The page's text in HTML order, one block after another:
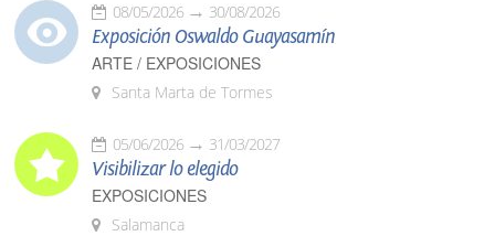
08/05/2026 30/08/2026
Exposición Oswaldo Guayasamín
ARTE / EXPOSICIONES
Santa Marta de Tormes
05/06/2026 31/03/2027
Visibilizar lo elegido
EXPOSICIONES
Salamanca